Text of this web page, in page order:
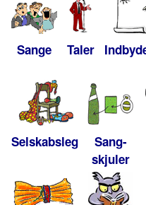
Sange Taler
Selskabsleg
Sang-
skjuler